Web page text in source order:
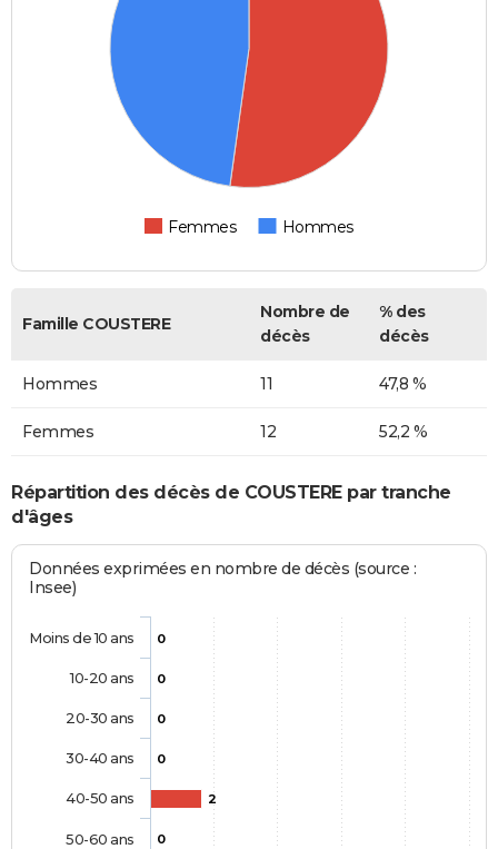
Femmes Hommes
Famille COUSTERE
Nombre de
décès
% des
décès
Hommes 11 47,8 %
Femmes 12 52,2 %
Répartition des décès de COUSTERE par tranche
d'âges
Données exprimées en nombre de décès (source :
Insee)
0
0
0
0
2
0
Moins de 10 ans
10-20 ans
20-30 ans
30-40 ans
40-50 ans
50-60 ans